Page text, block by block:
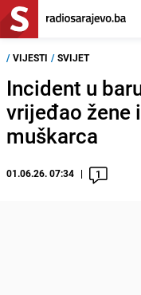
/ VIJESTI / SVIJET
Incident u
vrijeđao žene
muškarca
01.06.26. 07:34 1